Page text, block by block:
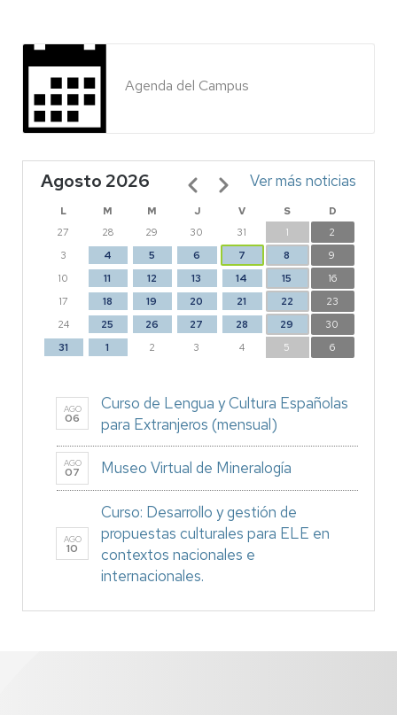
Agenda del Campus
Agosto 2026
L M M J V S
D
27
28 29 30 31 1
2
3
4 5 6 7 8
9
10
11 12 13 14 15
16
17
18 19 20 21 22
23
24
25 26 27 28 29
30
31
1 2 3 4 5 6
Paginación Ver más noticias
AGO
06
Curso de Lengua y Cultura Españolas
para Extranjeros (mensual)
AGO
07 Museo Virtual de Mineralogía
AGO
10
Curso: Desarrollo y gestión de
propuestas culturales para ELE en
contextos nacionales e
internacionales.